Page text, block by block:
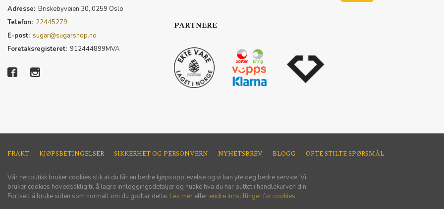
Adresse: Briskebyveien 30, 0259 Oslo
Telefon: 22445279
E-post: sugar@sugarshop.no
Foretaksregisteret: 912444899MVA
PARTNERE
FRAKT KJØPSBETINGELSER SIKKERHET OG PERSONVERN NYHETSBREV BLOGG OFTE STILTE SPØRSMÅL
Vår nettbutikk bruker cookies slik at du får en bedre kjøpsopplevelse og vi kan yte deg bedre service. Vi
bruker cookies hovedsaklig til å lagre innloggingsdetaljer og huske hva du har puttet i handlekurven din.
Fortsett å bruke siden som normalt om du godtar dette. Les mer eller endre innstillinger for cookies.